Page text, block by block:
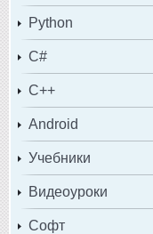
Python
C#
C++
Android
Учебники
Видеоуроки
Софт